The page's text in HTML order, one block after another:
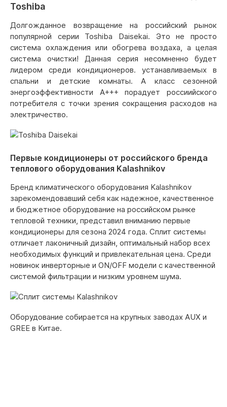
Toshiba
Долгожданное возвращение на российский рынок
популярной серии Toshiba Daisekai. Это не просто
система охлаждения или обогрева воздаха, а целая
система очистки! Данная серия несомненно будет
лидером среди кондиционеров. устанавливаемых в
спальни и детские комнаты. А класс сезонной
энергоэффективности А+++ порадует россиийского
потребителя с точки зрения сокращения расходов на
электричество.
Первые кондиционеры от российского бренда
теплового оборудования Kalashnikov
Бренд климатического оборудования Kalashnikov
зарекомендовавший себя как надежное, качественное
и бюджетное оборудование на российском рынке
тепловой техники, представил вниманию первые
кондиционеры для сезона 2024 года. Сплит системы
отличает лаконичный дизайн, оптимальный набор всех
необходимых функций и привлекательная цена. Среди
новинок инверторные и ON/OFF модели с качественной
системой фильтрации и низким уровнем шума.
Оборудование собирается на крупных заводах AUX и
GREE в Китае.